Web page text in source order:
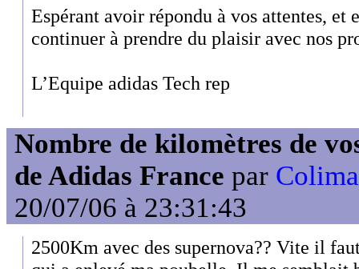
Espérant avoir répondu à vos attentes, et
continuer à prendre du plaisir avec nos
L’Equipe adidas Tech rep
Nombre de kilomètres de
de Adidas France par
20/07/06 à 23:31:43
2500Km avec des supernova?? Vite il